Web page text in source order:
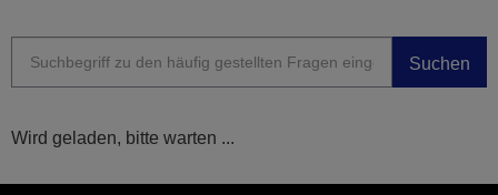
Suchen
Wird geladen, bitte warten ...